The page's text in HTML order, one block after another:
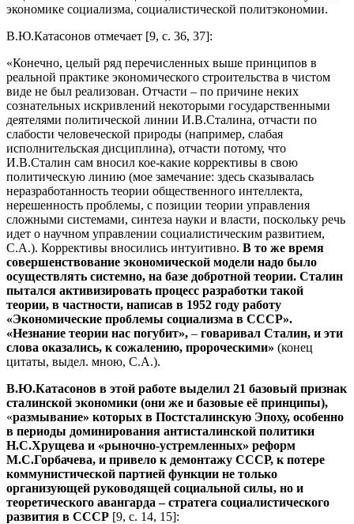
экономике социализма, социалистической политэкономии.
В.Ю.Катасонов отмечает [9, с. 36, 37]:
«Конечно, целый ряд перечисленных выше принципов в
реальной практике экономического строительства в чистом
виде не был реализован. Отчасти – по причине неких
сознательных искривлений некоторыми государственными
деятелями политической линии И.В.Сталина, отчасти по
слабости человеческой природы (например, слабая
исполнительская дисциплина), отчасти потому, что
И.В.Сталин сам вносил кое-какие коррективы в свою
политическую линию (мое замечание: здесь сказывалась
неразработанность теории общественного интеллекта,
нерешенность проблемы, с позиции теории управления
сложными системами, синтеза науки и власти, поскольку речь
идет о научном управлении социалистическим развитием,
С.А.). Коррективы вносились интуитивно. В то же время
совершенствование экономической модели надо было
осуществлять системно, на базе добротной теории. Сталин
пытался активизировать процесс разработки такой
теории, в частности, написав в 1952 году работу
«Экономические проблемы социализма в СССР».
«Незнание теории нас погубит», – говаривал Сталин, и эти
слова оказались, к сожалению, пророческими» (конец
цитаты, выдел. мною, С.А.).
В.Ю.Катасонов в этой работе выделил 21 базовый признак
сталинской экономики (они же и базовые её принципы),
«размывание» которых в Постсталинскую Эпоху, особенно
в периоды доминирования антисталинской политики
Н.С.Хрущева и «рыночно-устремленных» реформ
М.С.Горбачева, и привело к демонтажу СССР, к потере
коммунистической партией функции не только
организующей руководящей социальной силы, но и
теоретического авангарда – стратега социалистического
развития в СССР [9, с. 14, 15]: